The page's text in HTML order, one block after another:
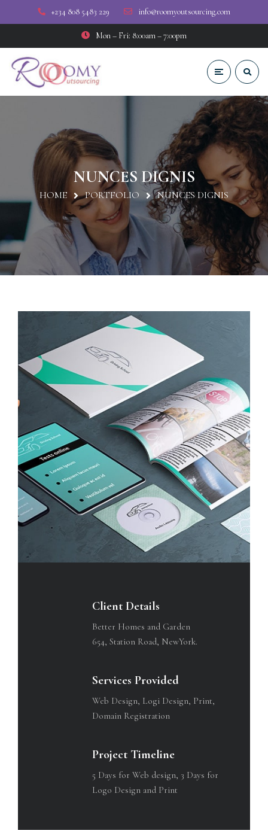
+234 808 5483 229 info@roomyoutsourcing.com
Mon – Fri: 8:00am – 7:00pm
NUNCES DIGNIS
HOME PORTFOLIO NUNCES DIGNIS
Client Details
Better Homes and Garden
654, Station Road, NewYork.
Services Provided
Web Design, Logi Design, Print,
Domain Registration
Project Timeline
5 Days for Web design, 3 Days for
Logo Design and Print